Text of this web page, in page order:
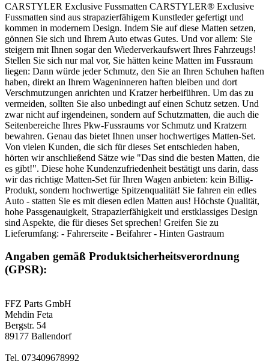
CARSTYLER Exclusive Fussmatten CARSTYLER® Exclusive
Fussmatten sind aus strapazierfähigem Kunstleder gefertigt und
kommen in modernem Design. Indem Sie auf diese Matten setzen,
gönnen Sie sich und Ihrem Auto etwas Gutes. Und vor allem: Sie
steigern mit Ihnen sogar den Wiederverkaufswert Ihres Fahrzeugs!
Stellen Sie sich nur mal vor, Sie hätten keine Matten im Fussraum
liegen: Dann würde jeder Schmutz, den Sie an Ihren Schuhen haften
haben, direkt an Ihrem Wageninneren haften bleiben und dort
Verschmutzungen anrichten und Kratzer herbeiführen. Um das zu
vermeiden, sollten Sie also unbedingt auf einen Schutz setzen. Und
zwar nicht auf irgendeinen, sondern auf Schutzmatten, die auch die
Seitenbereiche Ihres Pkw-Fussraums vor Schmutz und Kratzern
bewahren. Genau das bietet Ihnen unser hochwertiges Matten-Set.
Von vielen Kunden, die sich für dieses Set entschieden haben,
hörten wir anschließend Sätze wie "Das sind die besten Matten, die
es gibt!". Diese hohe Kundenzufriedenheit bestätigt uns darin, dass
wir das richtige Matten-Set für Ihren Wagen anbieten: kein Billig-
Produkt, sondern hochwertige Spitzenqualität! Sie fahren ein edles
Auto - statten Sie es mit diesen edlen Matten aus! Höchste Qualität,
hohe Passgenauigkeit, Strapazierfähigkeit und erstklassiges Design
sind Aspekte, die für dieses Set sprechen! Greifen Sie zu
Lieferumfang: - Fahrerseite - Beifahrer - Hinten Gastraum
Angaben gemäß Produktsicherheitsverordnung
(GPSR):
FFZ Parts GmbH
Mehdin Feta
Bergstr. 54
89177 Ballendorf
Tel. 073409678992